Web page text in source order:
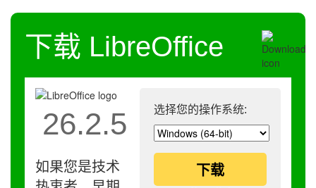
下载 LibreOffice
选择您的操作系统:
下载
26.2.5
如果您是技术